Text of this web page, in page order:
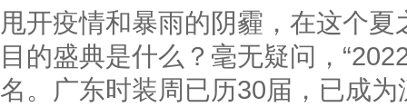
甩开疫情和暴雨的阴霾，在这个
目的盛典是什么？毫无疑问，
名。广东时装周已历30届，已成